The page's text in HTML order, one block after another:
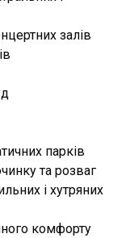
залів
парків
та розваг
і хутряних
комфорту